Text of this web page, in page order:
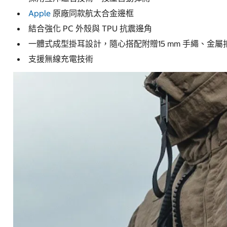
Apple 原廠同款航太合金邊框
結合強化 PC 外殼與 TPU 抗震邊角
一體式成型掛耳設計，隨心搭配附贈15 mm 手繩、金屬
支援無線充電技術